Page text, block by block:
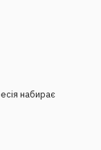
набирає